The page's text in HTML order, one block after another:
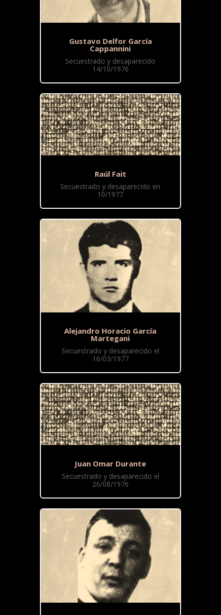
Gustavo Delfor García
Cappannini
Secuestrado y desaparecido
14/10/1976
Raúl Fait
Secuestrado y desaparecido en
10/1977
Alejandro Horacio García
Martegani
Secuestrado y desaparecido el
16/03/1977
Juan Omar Durante
Secuestrado y desaparecido el
26/08/1976